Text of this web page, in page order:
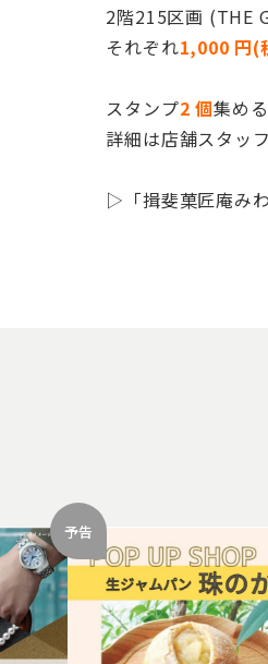
2階215区画 (THE
それぞれ1,000 円(
スタンプ2 個集める
詳細は店舗スタッ
▷「揖斐菓匠庵み
予告